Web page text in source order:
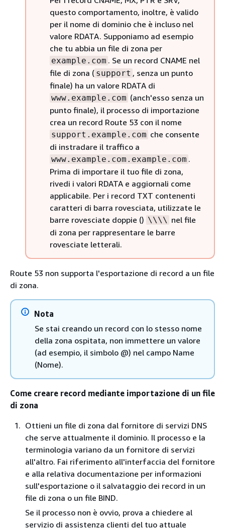
questo comportamento, inoltre, è valido
per il nome di dominio che è incluso nel
valore RDATA. Supponiamo ad esempio
che tu abbia un file di zona per
example.com . Se un record CNAME nel
file di zona ( support , senza un punto
finale) ha un valore RDATA di
www.example.com (anch'esso senza un
punto finale), il processo di importazione
crea un record Route 53 con il nome
support.example.com che consente
di instradare il traffico a
www.example.com.example.com .
Prima di importare il tuo file di zona,
rivedi i valori RDATA e aggiornali come
applicabile. Per i record TXT contenenti
caratteri di barra rovesciata, utilizzate le
barre rovesciate doppie () \\\\ nel file
di zona per rappresentare le barre
rovesciate letterali.
Route 53 non supporta l'esportazione di record a un file
di zona.
Nota
Se stai creando un record con lo stesso nome
della zona ospitata, non immettere un valore
(ad esempio, il simbolo @) nel campo Name
(Nome).
Come creare record mediante importazione di un file
di zona
Ottieni un file di zona dal fornitore di servizi DNS
che serve attualmente il dominio. Il processo e la
terminologia variano da un fornitore di servizi
all'altro. Fai riferimento all'interfaccia del fornitore
e alla relativa documentazione per informazioni
sull'esportazione o il salvataggio dei record in un
file di zona o un file BIND.
Se il processo non è ovvio, prova a chiedere al
servizio di assistenza clienti del tuo attuale